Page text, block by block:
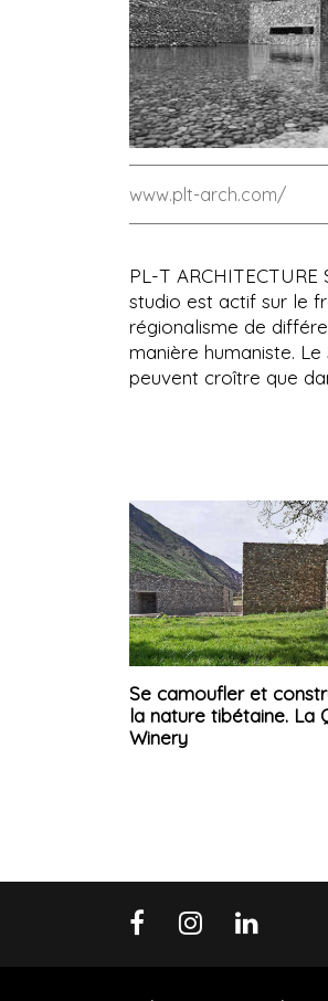
www.plt-arch.com/
PL-T
studio est actif sur le
régionalisme de
manière humaniste.
peuvent croître que
Se camoufler et
la nature tibétaine. La
Winery